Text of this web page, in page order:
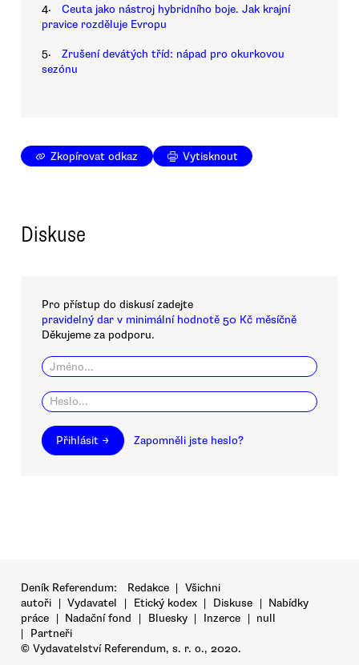
4.
Ceuta jako nástroj hybridního boje. Jak krajní
pravice rozděluje Evropu
5.
Zrušení devátých tříd: nápad pro okurkovou
sezónu
Zkopírovat odkaz Vytisknout
Diskuse
Pro přístup do diskusí zadejte
pravidelný dar v minimální hodnotě 50 Kč měsíčně
Děkujeme za podporu.
Přihlásit → Zapomněli jste heslo?
Deník Referendum: Redakce | Všichni
autoři | Vydavatel | Etický kodex | Diskuse | Nabídky
práce | Nadační fond | Bluesky | Inzerce | null
|
Partneři
© Vydavatelství Referendum, s. r. o., 2020.